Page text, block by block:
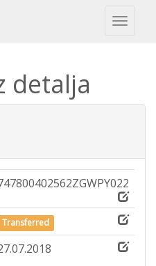
Toggle
detalja
Transferred